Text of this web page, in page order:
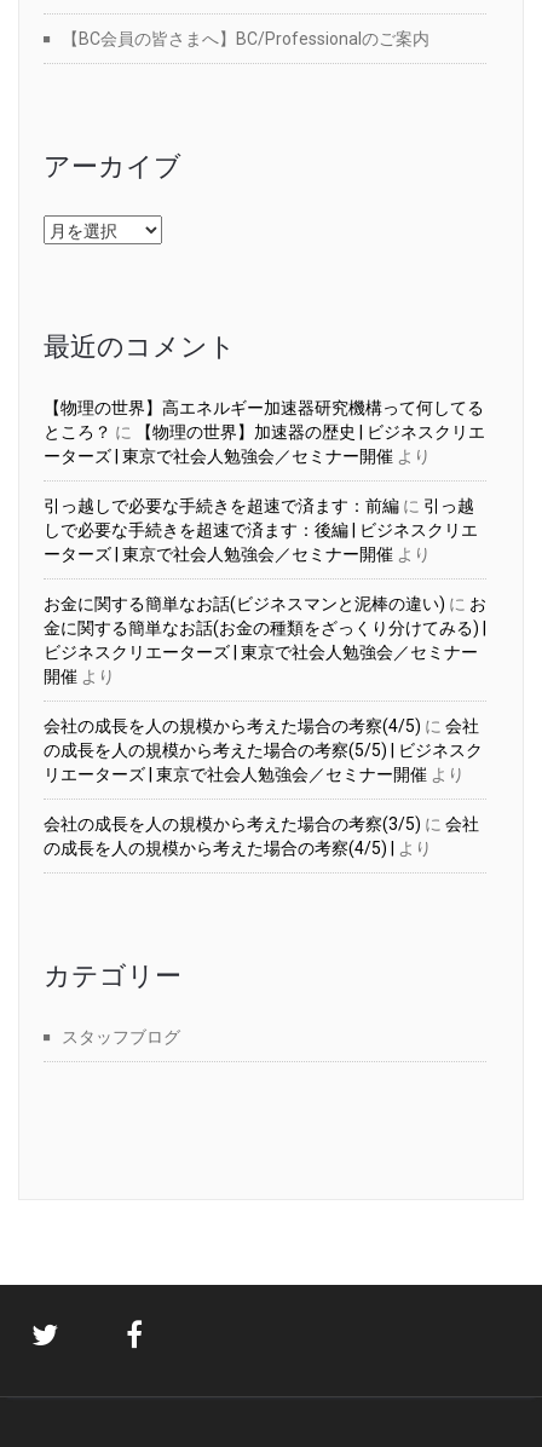
【BC会員の皆さまへ】BC/Professionalのご案内
アーカイブ
ア
ー
最近のコメント
【物理の世界】高エネルギー加速器研究機構って何してる
ところ？ に
【物理の世界】加速器の歴史 | ビジネスクリエ
ーターズ | 東京で社会人勉強会／セミナー開催 より
引っ越しで必要な手続きを超速で済ます：前編 に 引っ越
しで必要な手続きを超速で済ます：後編 | ビジネスクリエ
ーターズ | 東京で社会人勉強会／セミナー開催 より
お金に関する簡単なお話(ビジネスマンと泥棒の違い) に お
金に関する簡単なお話(お金の種類をざっくり分けてみる) |
ビジネスクリエーターズ | 東京で社会人勉強会／セミナー
開催 より
会社の成長を人の規模から考えた場合の考察(4/5) に 会社
の成長を人の規模から考えた場合の考察(5/5) | ビジネスク
リエーターズ | 東京で社会人勉強会／セミナー開催 より
会社の成長を人の規模から考えた場合の考察(3/5) に 会社
の成長を人の規模から考えた場合の考察(4/5) |
より
カテゴリー
スタッフブログ